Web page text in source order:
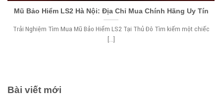
Mũ Bảo Hiểm LS2 Hà Nội: Địa Chỉ Mua Chính Hãng Uy Tín
Trải Nghiệm Tìm Mua Mũ Bảo Hiểm LS2 Tại Thủ Đô Tìm kiếm một chiếc
[...]
Bài viết mới